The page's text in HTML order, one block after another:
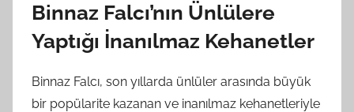
Binnaz Falcı’nın Ünlülere
Yaptığı İnanılmaz Kehanetler
Binnaz Falcı, son yıllarda ünlüler arasında büyük
bir popülarite kazanan ve inanılmaz kehanetleriyle